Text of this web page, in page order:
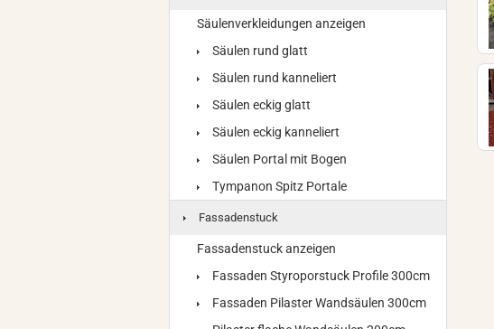
Säulenverkleidungen anzeigen
Säulen rund glatt
Säulen rund kanneliert
Säulen eckig glatt
Säulen eckig kanneliert
Säulen Portal mit Bogen
Tympanon Spitz Portale
Fassadenstuck
Fassadenstuck anzeigen
Fassaden Styroporstuck Profile 300cm
Fassaden Pilaster Wandsäulen 300cm